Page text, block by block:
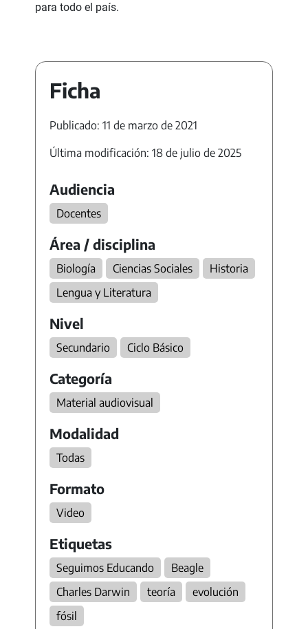
para todo el país.
Ficha
Publicado: 11 de marzo de 2021
Última modificación: 18 de julio de 2025
Audiencia
Docentes
Área / disciplina
Biología Ciencias Sociales
Historia
Lengua y Literatura
Nivel
Secundario Ciclo Básico
Categoría
Material audiovisual
Modalidad
Todas
Formato
Video
Etiquetas
Seguimos Educando
Beagle
Charles Darwin
teoría
evolución
fósil